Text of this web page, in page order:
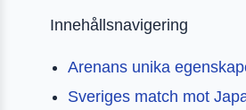
Innehållsnavigering
Arenans unika
Sveriges match mot